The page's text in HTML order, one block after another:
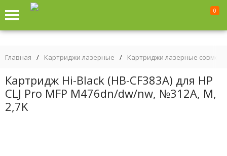
0
Главная / Картриджи лазерные / Картриджи лазерные
Картридж Hi-Black (HB-CF383A) для HP
CLJ Pro MFP M476dn/dw/nw, №312A, M,
2,7K